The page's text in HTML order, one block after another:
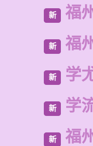
新 福
新 福
新 学
新 学
新 福